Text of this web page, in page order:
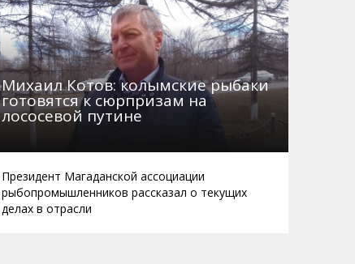
Михаил Котов: колымские рыбаки
готовятся к сюрпризам на
лососевой путине
Президент Магаданской ассоциации
рыбопромышленников рассказал о текущих
делах в отрасли